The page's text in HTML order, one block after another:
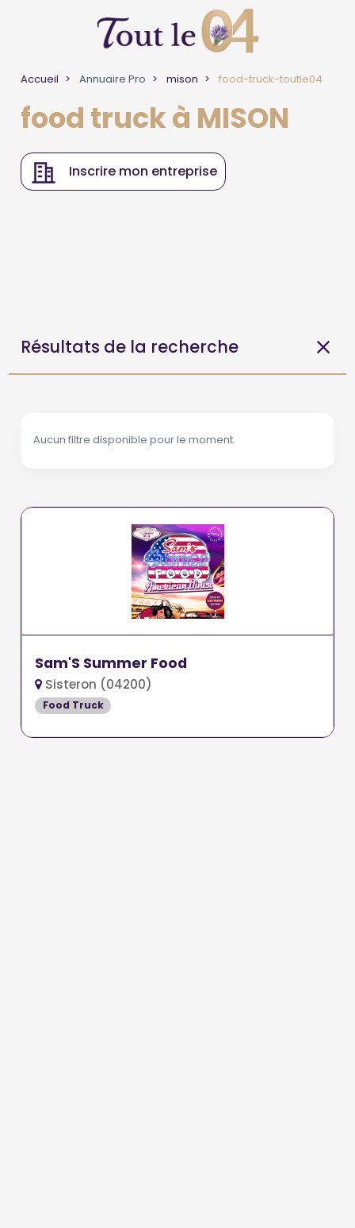
Accueil Annuaire Pro mison food-truck-toutle04
food truck à MISON
Inscrire mon entreprise
Résultats de la recherche
Aucun filtre disponible pour le moment.
Sam'S Summer Food
Sisteron (04200)
Food Truck